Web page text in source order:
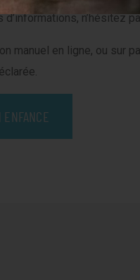
n’hésitez
manuel en ligne, ou sur
ENFANCE